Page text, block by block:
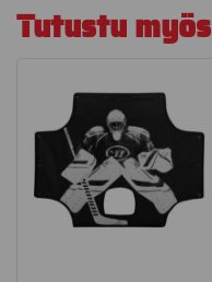
Tutustu myös